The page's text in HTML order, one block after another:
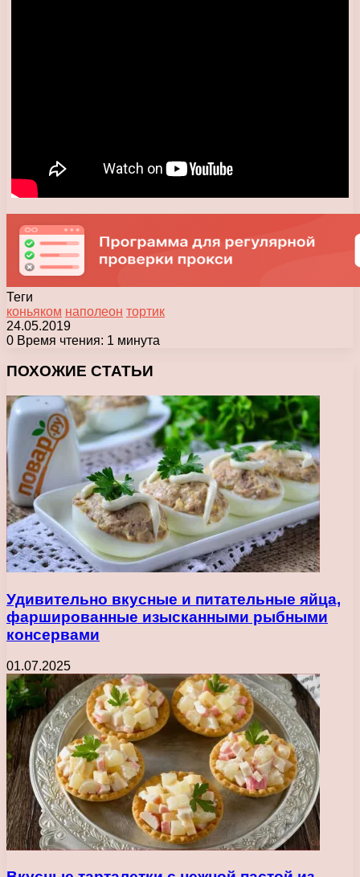
Теги
коньяком наполеон тортик
24.05.2019
0 Время чтения: 1 минута
ПОХОЖИЕ СТАТЬИ
Удивительно вкусные и питательные яйца,
фаршированные изысканными рыбными
консервами
01.07.2025